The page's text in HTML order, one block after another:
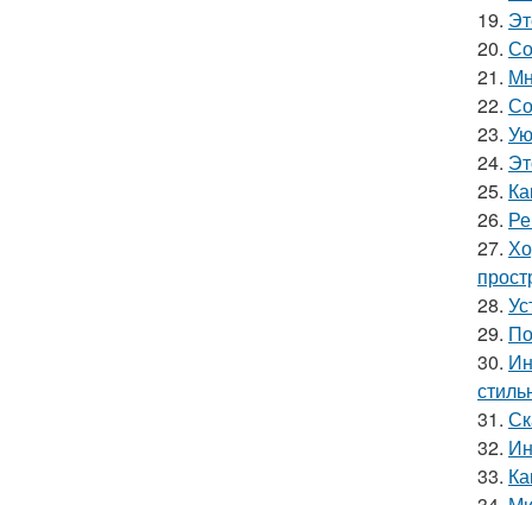
19.
20.
21.
22.
23.
24.
25.
26.
27.
28.
29.
30.
31.
32.
33.